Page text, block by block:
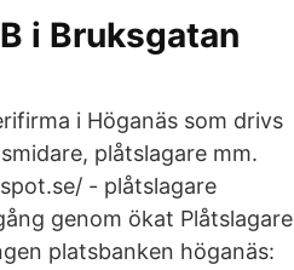
i Bruksgatan
i Höganäs som drivs
plåtslagare mm.
- plåtslagare
genom ökat Plåtslagare
platsbanken höganäs: